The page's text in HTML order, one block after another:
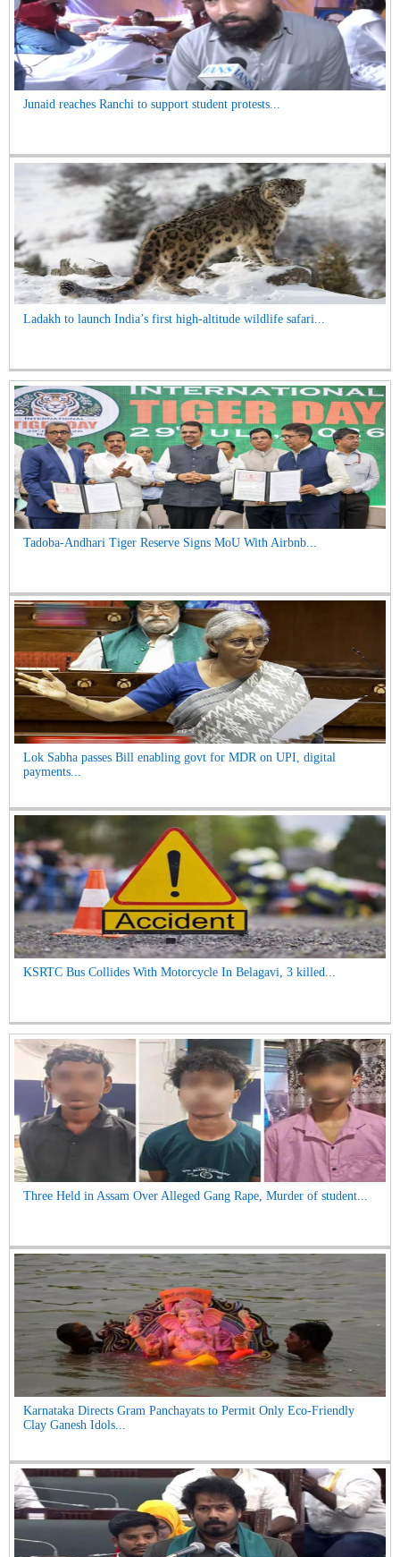
Junaid reaches Ranchi to support student protests...
Ladakh to launch India’s first high-altitude wildlife safari...
Tadoba-Andhari Tiger Reserve Signs MoU With Airbnb...
Lok Sabha passes Bill enabling govt for MDR on UPI, digital
payments...
KSRTC Bus Collides With Motorcycle In Belagavi, 3 killed...
Three Held in Assam Over Alleged Gang Rape, Murder of student...
Karnataka Directs Gram Panchayats to Permit Only Eco-Friendly
Clay Ganesh Idols...